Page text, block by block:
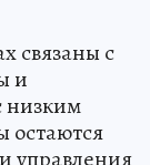
связаны с
и
низким
остаются
управления